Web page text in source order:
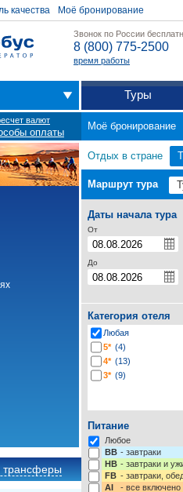
качества Моё бронирование
Звонок по России
8 (800) 775-2500
время работы
Туры
валют
оплаты
Моё бронирование
трансферы
Отдых в стране
Маршрут тура
Даты начала тура
От
До
Категория отеля
Любая
5* (4)
4* (13)
3* (9)
Питание
Любое
BB - завтраки
HB - завтраки и
FB - завтраки,
AI
- все включено